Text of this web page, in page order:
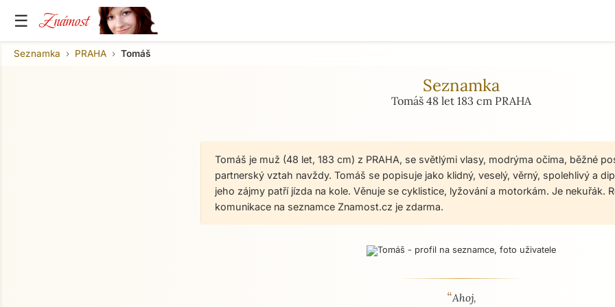
☰ Známost
Seznamka PRAHA Tomáš
Seznamka
Tomáš 48 let 183 cm PRAHA
Tomáš je muž (48 let, 183 cm) z PRAHA, se světlými vlasy, modrýma očima, běžné
partnerský vztah navždy. Tomáš se popisuje jako klidný, veselý, věrný, spolehlivý a
jeho zájmy patří jízda na kole. Věnuje se cyklistice, lyžování a motorkám. Je nekuřák.
komunikace na seznamce Znamost.cz je zdarma.
“Ahoj,